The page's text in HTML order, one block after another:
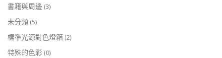
書籍與周邊 (3)
未分類 (5)
標準光源對色燈箱 (2)
特殊的色彩 (0)